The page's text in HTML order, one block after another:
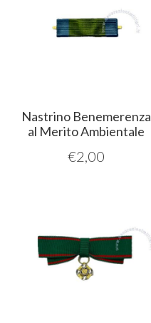
Nastrino Benemerenza
al Merito Ambientale
€2,00